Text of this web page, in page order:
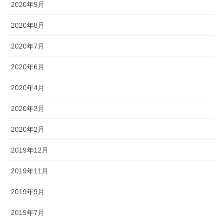
2020年9月
2020年8月
2020年7月
2020年6月
2020年4月
2020年3月
2020年2月
2019年12月
2019年11月
2019年9月
2019年7月